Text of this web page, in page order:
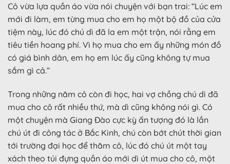
Cô vừa lựa quần áo vừa nói chuyện với bạn trai: “Lúc em
mới đi làm, em từng mua cho em họ một bộ đồ của cửa
tiệm này, lúc đó chú dì đã la em một trận, nói rằng em
tiêu tiền hoang phí. Vì họ mua cho em ấy những món đồ
có giá bình dân, em họ em lúc ấy cũng không tự mua
sắm gì cả.”
Trong những năm cô còn đi học, hai vợ chồng chú dì đã
mua cho cô rất nhiều thứ, mà dì cũng không nói gì. Có
một chuyện mà Giang Đào cực kỳ ấn tượng đó là lần
chú út đi công tác ở Bắc Kinh, chú còn bớt chút thời gian
tới trường đại học để thăm cô, lúc đó chú út một tay
xách theo túi đựng quần áo mới dì út mua cho cô, một